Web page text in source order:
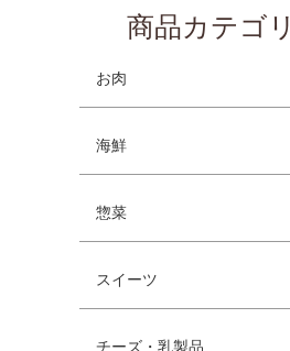
商品カテゴリ
お肉
海鮮
惣菜
スイーツ
チーズ・乳製品